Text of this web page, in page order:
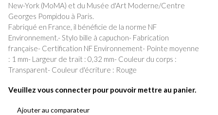
New-York (MoMA) et du Musée d'Art Moderne/Centre
Georges Pompidou à Paris.
Fabriqué en France, il bénéficie de la norme NF
Environnement.- Stylo bille à capuchon- Fabrication
française- Certification NF Environnement- Pointe moyenne
: 1 mm- Largeur de trait : 0,32 mm- Couleur du corps :
Transparent- Couleur d'écriture : Rouge
Veuillez vous connecter pour pouvoir mettre au panier.
Ajouter au comparateur